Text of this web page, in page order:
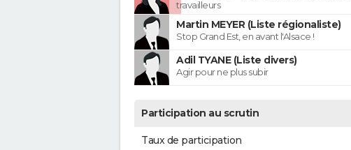
travailleurs
Martin MEYER (Liste régionaliste)
Stop Grand Est, en avant l'Alsace !
Adil TYANE (Liste divers)
Agir pour ne plus subir
Participation au scrutin
Taux de participation